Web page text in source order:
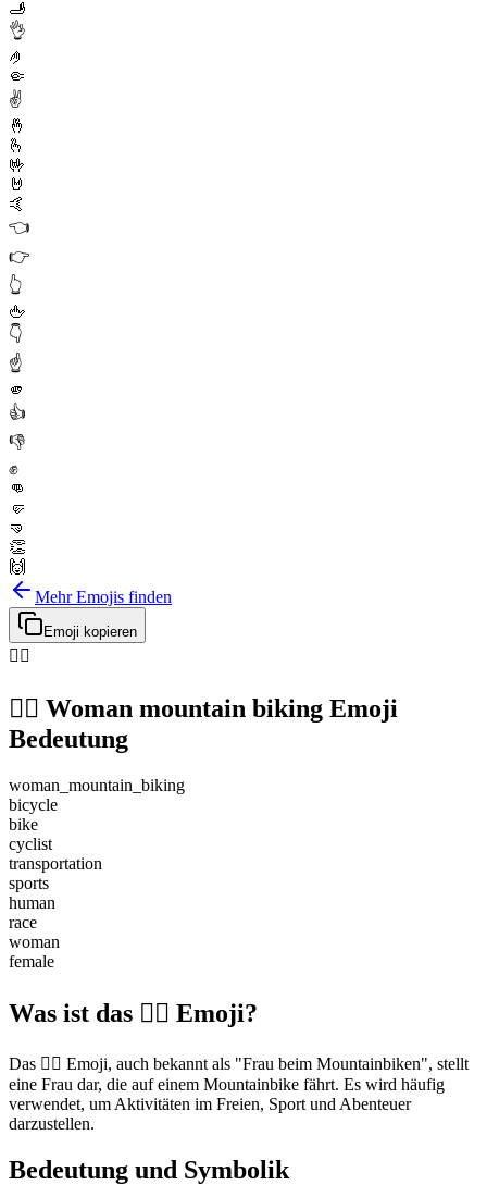
🫸
👌
🤌
🤏
✌️
🤞
🫰
🤟
🤘
🤙
👈
👉
👆
🖕
👇
☝️
🫵
👍
👎
✊
👊
🤛
🤜
👏
🙌
Mehr Emojis finden
Emoji kopieren
🚵‍♀️
🚵‍♀️ Woman mountain biking Emoji
Bedeutung
woman_mountain_biking
bicycle
bike
cyclist
transportation
sports
human
race
woman
female
Was ist das 🚵‍♀️ Emoji?
Das 🚵‍♀️ Emoji, auch bekannt als "Frau beim Mountainbiken", stellt
eine Frau dar, die auf einem Mountainbike fährt. Es wird häufig
verwendet, um Aktivitäten im Freien, Sport und Abenteuer
darzustellen.
Bedeutung und Symbolik